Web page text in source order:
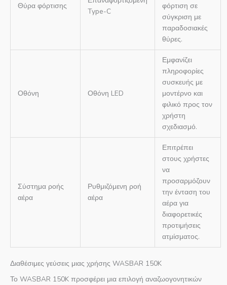
Θύρα φόρτισης
Type-C
φόρτιση σε
σύγκριση με
παραδοσιακές
θύρες.
Οθόνη Οθόνη LED
Εμφανίζει
πληροφορίες
συσκευής με
μοντέρνο και
φιλικό προς τον
χρήστη
σχεδιασμό.
Σύστημα ροής
αέρα
Ρυθμιζόμενη ροή
αέρα
Επιτρέπει
στους χρήστες
να
προσαρμόζουν
την ένταση του
αέρα για
διαφορετικές
προτιμήσεις
ατμίσματος.
Διαθέσιμες γεύσεις μιας χρήσης WASBAR 150K
Το WASBAR 150K προσφέρει μια επιλογή αναζωογονητικών